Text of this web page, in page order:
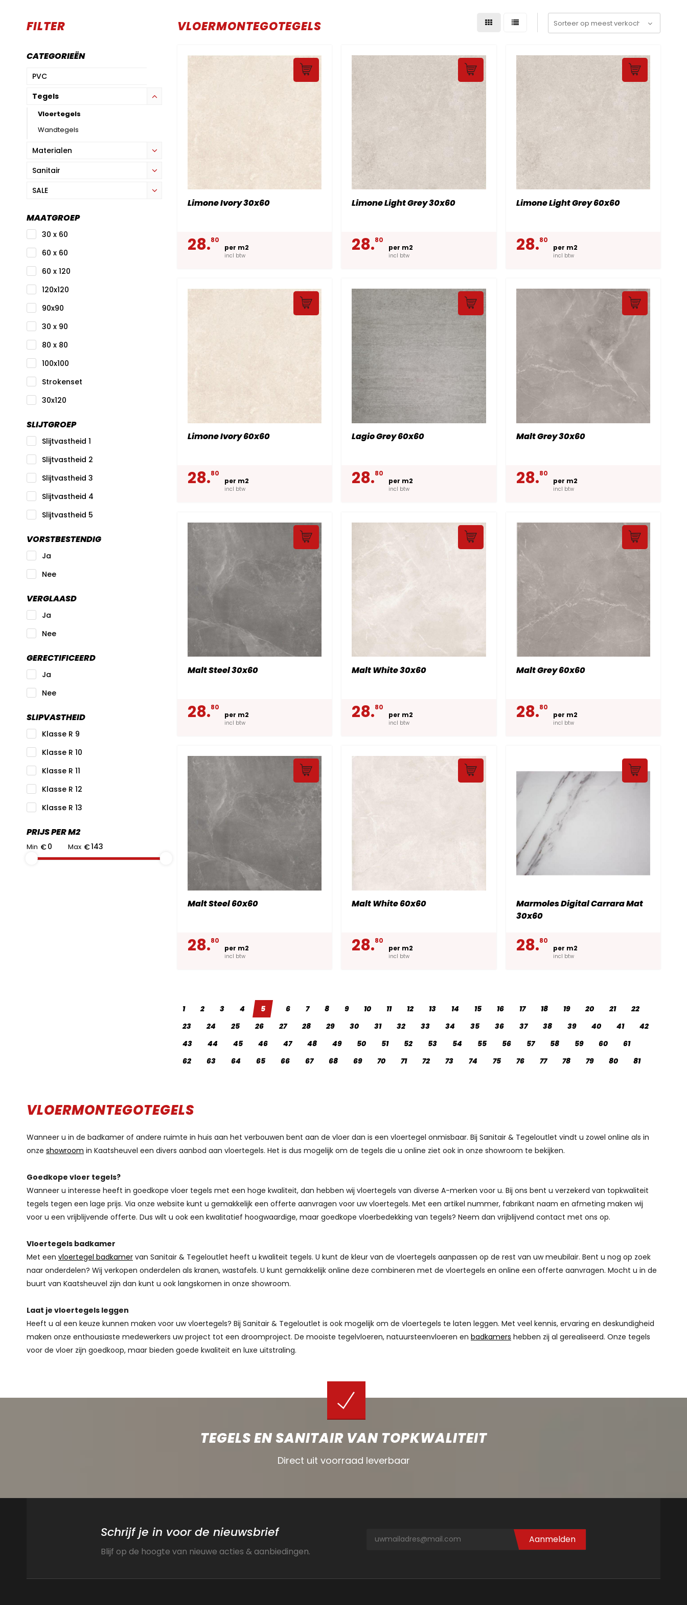
FILTER
CATEGORIEËN
PVC
Tegels
Vloertegels
Wandtegels
Materialen
Sanitair
SALE
MAATGROEP
30 x 60
60 x 60
60 x 120
120x120
90x90
30 x 90
80 x 80
100x100
Strokenset
30x120
SLIJTGROEP
Slijtvastheid 1
Slijtvastheid 2
Slijtvastheid 3
Slijtvastheid 4
Slijtvastheid 5
VORSTBESTENDIG
Ja
Nee
VERGLAASD
Ja
Nee
GERECTIFICEERD
Ja
Nee
SLIPVASTHEID
Klasse R 9
Klasse R 10
Klasse R 11
Klasse R 12
Klasse R 13
PRIJS PER M2
Min € Max €
VLOERMONTEGOTEGELS
Limone Ivory 30x60
28.80
per m2
incl btw
Limone Light Grey 30x60
28.80
per m2
incl btw
Limone Light Grey 60x60
28.80
per m2
incl btw
Limone Ivory 60x60
28.80
per m2
incl btw
Lagio Grey 60x60
28.80
per m2
incl btw
Malt Grey 30x60
28.80
per m2
incl btw
Malt Steel 30x60
28.80
per m2
incl btw
Malt White 30x60
28.80
per m2
incl btw
Malt Grey 60x60
28.80
per m2
incl btw
Malt Steel 60x60
28.80
per m2
incl btw
Malt White 60x60
28.80
per m2
incl btw
Marmoles Digital Carrara Mat
30x60
28.80
per m2
incl btw
1 2 3 4 5 6 7 8 9 10 11 12 13 14 15 16 17 18 19 20 21
22
23
24 25 26 27 28 29 30 31 32 33 34 35 36 37 38 39 40 41
42
43
44 45 46 47 48 49 50 51 52 53 54 55 56 57 58 59 60
61
62
63 64 65 66 67 68 69 70 71 72 73 74 75 76 77 78 79 80 81
VLOERMONTEGOTEGELS
Wanneer u in de badkamer of andere ruimte in huis aan het verbouwen bent aan de vloer dan is een vloertegel onmisbaar. Bij Sanitair & Tegeloutlet vindt u zowel online als in
onze showroom in Kaatsheuvel een divers aanbod aan vloertegels. Het is dus mogelijk om de tegels die u online ziet ook in onze showroom te bekijken.
Goedkope vloer tegels?
Wanneer u interesse heeft in goedkope vloer tegels met een hoge kwaliteit, dan hebben wij vloertegels van diverse A-merken voor u. Bij ons bent u verzekerd van topkwaliteit
tegels tegen een lage prijs. Via onze website kunt u gemakkelijk een offerte aanvragen voor uw vloertegels. Met een artikel nummer, fabrikant naam en afmeting maken wij
voor u een vrijblijvende offerte. Dus wilt u ook een kwalitatief hoogwaardige, maar goedkope vloerbedekking van tegels? Neem dan vrijblijvend contact met ons op.
Vloertegels badkamer
Met een vloertegel badkamer van Sanitair & Tegeloutlet heeft u kwaliteit tegels. U kunt de kleur van de vloertegels aanpassen op de rest van uw meubilair. Bent u nog op zoek
naar onderdelen? Wij verkopen onderdelen als kranen, wastafels. U kunt gemakkelijk online deze combineren met de vloertegels en online een offerte aanvragen. Mocht u in de
buurt van Kaatsheuvel zijn dan kunt u ook langskomen in onze showroom.
Laat je vloertegels leggen
Heeft u al een keuze kunnen maken voor uw vloertegels? Bij Sanitair & Tegeloutlet is ook mogelijk om de vloertegels te laten leggen. Met veel kennis, ervaring en deskundigheid
maken onze enthousiaste medewerkers uw project tot een droomproject. De mooiste tegelvloeren, natuursteenvloeren en badkamers hebben zij al gerealiseerd. Onze tegels
voor de vloer zijn goedkoop, maar bieden goede kwaliteit en luxe uitstraling.
TEGELS EN SANITAIR VAN TOPKWALITEIT
Direct uit voorraad leverbaar
Schrijf je in voor de nieuwsbrief
Blijf op de hoogte van nieuwe acties & aanbiedingen.
Aanmelden